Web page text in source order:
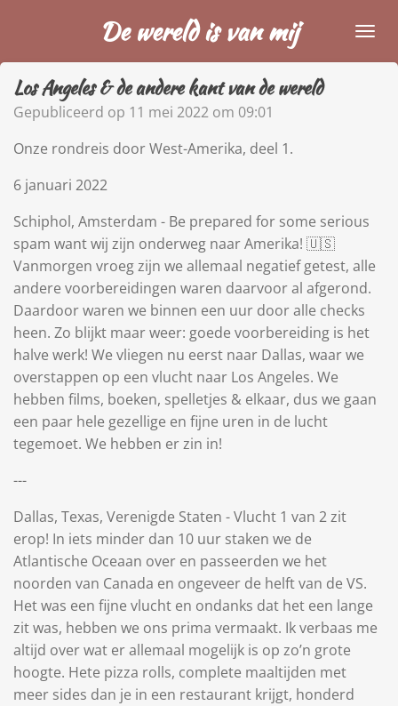
naar
de
hoofdinhoud
De wereld is van mij
Los Angeles & de andere kant van de wereld
Gepubliceerd op 11 mei 2022 om 09:01
Onze rondreis door West-Amerika, deel 1.
6 januari 2022
Schiphol, Amsterdam - Be prepared for some serious
spam want wij zijn onderweg naar Amerika! 🇺🇸
Vanmorgen vroeg zijn we allemaal negatief getest, alle
andere voorbereidingen waren daarvoor al afgerond.
Daardoor waren we binnen een uur door alle checks
heen. Zo blijkt maar weer: goede voorbereiding is het
halve werk! We vliegen nu eerst naar Dallas, waar we
overstappen op een vlucht naar Los Angeles. We
hebben films, boeken, spelletjes & elkaar, dus we gaan
een paar hele gezellige en fijne uren in de lucht
tegemoet. We hebben er zin in!
---
Dallas, Texas, Verenigde Staten - Vlucht 1 van 2 zit
erop! In iets minder dan 10 uur staken we de
Atlantische Oceaan over en passeerden we het
noorden van Canada en ongeveer de helft van de VS.
Het was een fijne vlucht en ondanks dat het een lange
zit was, hebben we ons prima vermaakt. Ik verbaas me
altijd over wat er allemaal mogelijk is op zo’n grote
hoogte. Hete pizza rolls, complete maaltijden met
meer sides dan je in een restaurant krijgt, honderd